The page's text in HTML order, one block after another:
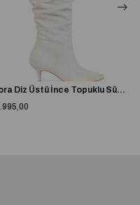
sahipseniz bir numara büyük
cm ve üzeri)
Ivora Diz Üstü İnce Topuklu Süet Çizme Ekru